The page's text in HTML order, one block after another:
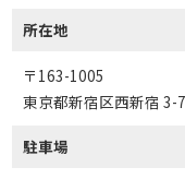
所在地
〒163-1005
東京都新宿区西新宿 3-
駐車場